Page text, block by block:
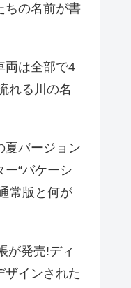
ちの名前が書
両は全部で4
れる川の名
夏バージョン
ー“バケーシ
常版と何が
が発売!ディ
ザインされた